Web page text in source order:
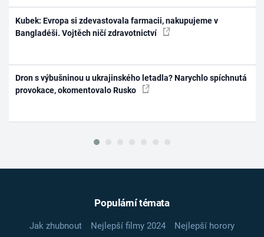
Kubek: Evropa si zdevastovala farmacii, nakupujeme v
Bangladéši. Vojtěch ničí zdravotnictví
Dron s výbušninou u ukrajinského letadla? Narychlo spíchnutá
provokace, okomentovalo Rusko
Populární témata
Jak zhubnout Nejlepší filmy 2024
Nejlepší horory